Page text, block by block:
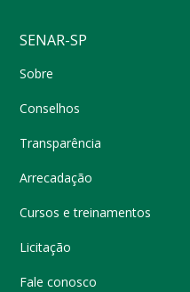
SENAR-SP
Sobre
Conselhos
Transparência
Arrecadação
Cursos e treinamentos
Licitação
Fale conosco